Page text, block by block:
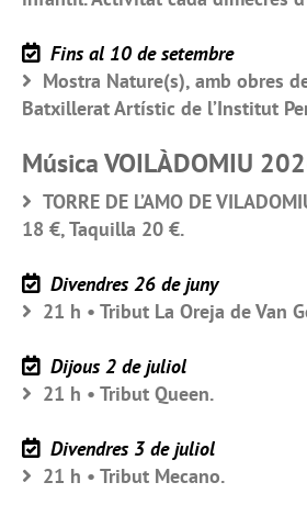
Fins al 10 de setembre
Mostra Nature(s), amb obres
Batxillerat Artístic de l’Institut
Música VOILÀDOMIU
TORRE DE L’AMO DE
18 €, Taquilla 20 €.
Divendres 26 de juny
21 h • Tribut La Oreja de Van
Dijous 2 de juliol
21 h • Tribut Queen.
Divendres 3 de juliol
21 h • Tribut Mecano.